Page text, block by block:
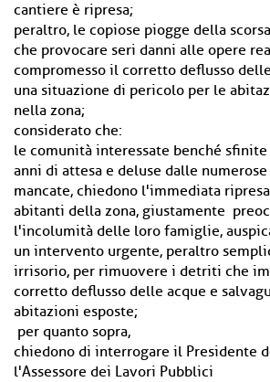
cantiere è ripresa;
peraltro, le copiose piogge della
che provocare seri danni alle opere
compromesso il corretto deflusso
una situazione di pericolo per le
nella zona;
considerato che:
le comunità interessate benché
anni di attesa e deluse dalle numerose
mancate, chiedono l'immediata
abitanti della zona, giustamente
l'incolumità delle loro famiglie,
un intervento urgente, peraltro
irrisorio, per rimuovere i detriti che
corretto deflusso delle acque e
abitazioni esposte;
per quanto sopra,
chiedono di interrogare il Presidente
l'Assessore dei Lavori Pubblici